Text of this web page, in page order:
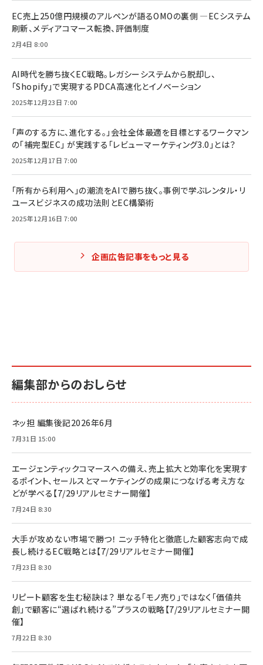
EC売上250億円規模のアルペンが語るOMOの裏側 ―ECシステム
刷新、メディアコマース転換、評価制度
2月4日 8:00
AI時代を勝ち抜くEC戦略。レガシーシステムから脱却し、
「Shopify」で実現するPDCA高速化とイノベーション
2025年12月23日 7:00
「声のする方に、進化する。」会社全体最適を目標とするワークマン
の「補完型EC」 が実践する「レビューマーケティング3.0」とは？
2025年12月17日 7:00
「所有から利用へ」の潮流をAIで勝ち抜く。事例で学ぶレンタル・リ
ユースビジネスの成功法則とEC構築術
2025年12月16日 7:00
企画広告記事をもっと見る
編集部からのおしらせ
ネッ担 編集後記2026年6月
7月31日 15:00
エージェンティックコマースへの備え、売上拡大と効率化を実現す
るポイント、セールスとマーケティングの成果につなげる考え方な
どが学べる【7/29リアルセミナー開催】
7月24日 8:30
大手が攻めない市場で勝つ！ ニッチ特化と徹底した顧客志向で成
長し続けるEC戦略とは【7/29リアルセミナー開催】
7月23日 8:30
リピート顧客を生む秘訣は？ 単なる「モノ売り」ではなく「価値共
創」で顧客に“選ばれ続ける”プラスの戦略【7/29リアルセミナー開
催】
7月22日 8:30